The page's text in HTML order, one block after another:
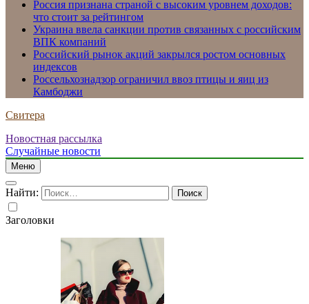
Россия признана страной с высоким уровнем доходов:
что стоит за рейтингом
Украина ввела санкции против связанных с российским
ВПК компаний
Российский рынок акций закрылся ростом основных
индексов
Россельхознадзор ограничил ввоз птицы и яиц из
Камбоджи
Свитера
Новостная рассылка
Случайные новости
Меню
Найти:
Заголовки